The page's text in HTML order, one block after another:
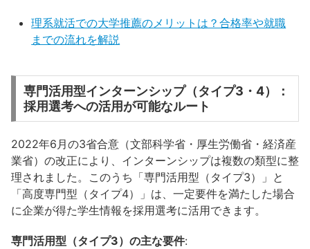
理系就活での大学推薦のメリットは？合格率や就職
までの流れを解説
専門活用型インターンシップ（タイプ3・4）：
採用選考への活用が可能なルート
2022年6月の3省合意（文部科学省・厚生労働省・経済産
業省）の改正により、インターンシップは複数の類型に整
理されました。このうち「専門活用型（タイプ3）」と
「高度専門型（タイプ4）」は、一定要件を満たした場合
に企業が得た学生情報を採用選考に活用できます。
専門活用型（タイプ3）の主な要件: